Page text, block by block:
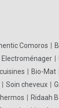
Comoros
Electroménager
Bio-Mat
Soin cheveux
Ridaah